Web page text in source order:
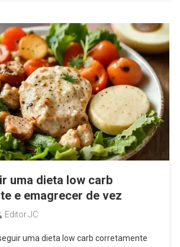
uma dieta low carb
e emagrecer de vez
Editor JC
uma dieta low carb corretamente